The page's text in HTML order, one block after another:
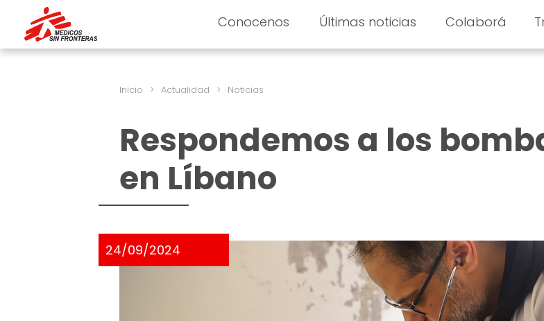
Conocenos Últimas noticias Colaborá
Inicio > Actualidad > Noticias
Respondemos a los
en Líbano
24/09/2024